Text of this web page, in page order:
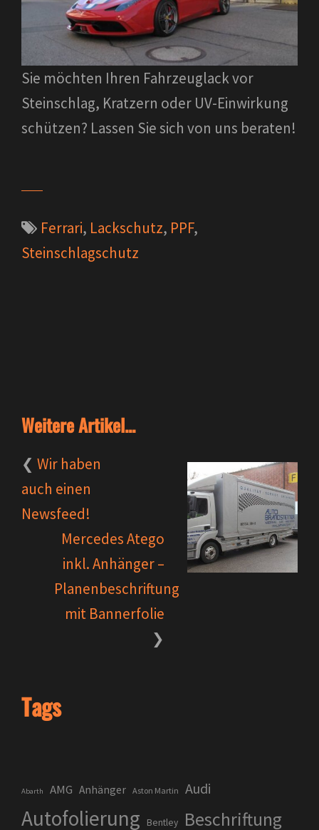
Sie möchten Ihren Fahrzeuglack vor
Steinschlag, Kratzern oder UV-Einwirkung
schützen? Lassen Sie sich von uns beraten!
Ferrari, Lackschutz, PPF,
Steinschlagschutz
Weitere Artikel...
Wir haben
auch einen
Newsfeed!
Mercedes Atego
inkl. Anhänger –
Planenbeschriftung
mit Bannerfolie
Tags
Abarth AMG Anhänger Aston Martin Audi
Autofolierung Bentley Beschriftung